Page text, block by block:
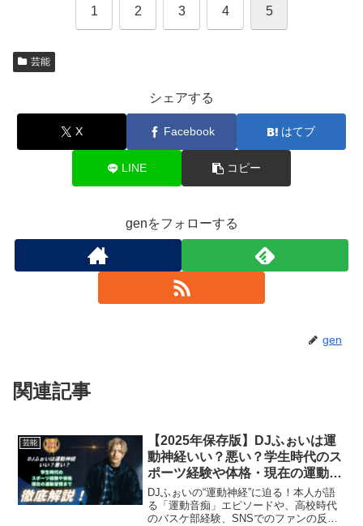
1 2 3 4 5
芸能
シェアする
X Facebook はてブ
LINE コピー
genをフォローする
gen
関連記事
芸能
【2025年保存版】DJふぉいは運
動神経いい？悪い？学生時代のス
ポーツ経験や体格・現在の運動習
慣までQ&Aで徹底解説！
DJふぉいの“運動神経”に迫る！本人が語
る「運動音痴」エピソードや、高校時代
のバスケ部経験、SNSでのファンの反応